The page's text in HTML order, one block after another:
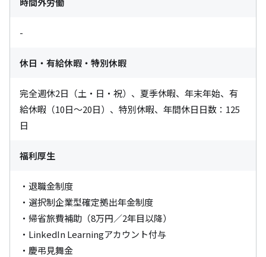
-
休日・有給休暇・特別休暇
完全週休2日（土・日・祝）、夏季休暇、年末年始、有
給休暇（10日〜20日）、特別休暇、年間休日日数：125
日
福利厚生
・退職金制度
・選択制企業型確定拠出年金制度
・帰省旅費補助（8万円／2年目以降）
・LinkedIn Learningアカウント付与
・慶弔見舞金